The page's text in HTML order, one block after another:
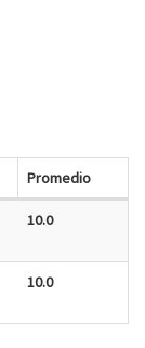
Promedio
10.0
10.0